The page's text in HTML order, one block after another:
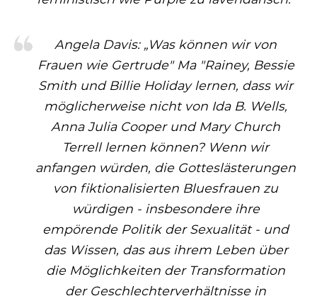
Angela Davis: „Was können wir von
Frauen wie Gertrude" Ma "Rainey, Bessie
Smith und Billie Holiday lernen, dass wir
möglicherweise nicht von Ida B. Wells,
Anna Julia Cooper und Mary Church
Terrell lernen können? Wenn wir
anfangen würden, die Gotteslästerungen
von fiktionalisierten Bluesfrauen zu
würdigen - insbesondere ihre
empörende Politik der Sexualität - und
das Wissen, das aus ihrem Leben über
die Möglichkeiten der Transformation
der Geschlechterverhältnisse in